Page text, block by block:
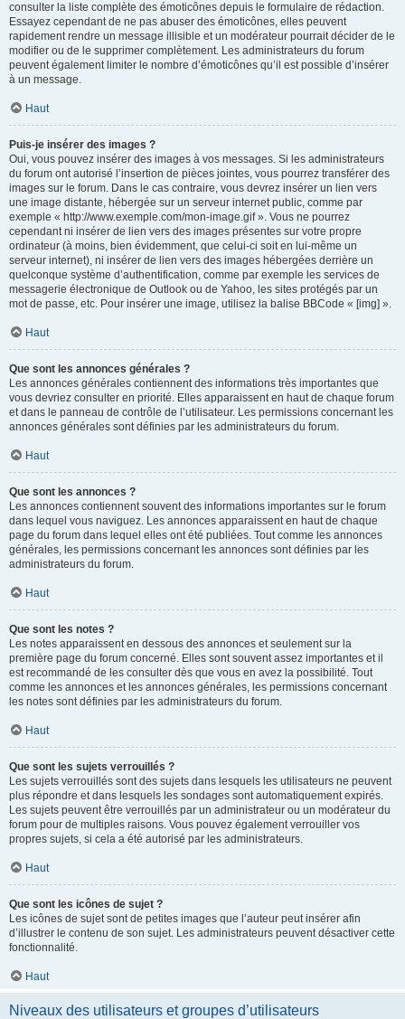
consulter la liste complète des émoticônes depuis le formulaire de rédaction.
Essayez cependant de ne pas abuser des émoticônes, elles peuvent
rapidement rendre un message illisible et un modérateur pourrait décider de le
modifier ou de le supprimer complètement. Les administrateurs du forum
peuvent également limiter le nombre d’émoticônes qu’il est possible d’insérer
à un message.
Haut
Puis-je insérer des images ?
Oui, vous pouvez insérer des images à vos messages. Si les administrateurs
du forum ont autorisé l’insertion de pièces jointes, vous pourrez transférer des
images sur le forum. Dans le cas contraire, vous devrez insérer un lien vers
une image distante, hébergée sur un serveur internet public, comme par
exemple « http://www.exemple.com/mon-image.gif ». Vous ne pourrez
cependant ni insérer de lien vers des images présentes sur votre propre
ordinateur (à moins, bien évidemment, que celui-ci soit en lui-même un
serveur internet), ni insérer de lien vers des images hébergées derrière un
quelconque système d’authentification, comme par exemple les services de
messagerie électronique de Outlook ou de Yahoo, les sites protégés par un
mot de passe, etc. Pour insérer une image, utilisez la balise BBCode « [img] ».
Haut
Que sont les annonces générales ?
Les annonces générales contiennent des informations très importantes que
vous devriez consulter en priorité. Elles apparaissent en haut de chaque forum
et dans le panneau de contrôle de l’utilisateur. Les permissions concernant les
annonces générales sont définies par les administrateurs du forum.
Haut
Que sont les annonces ?
Les annonces contiennent souvent des informations importantes sur le forum
dans lequel vous naviguez. Les annonces apparaissent en haut de chaque
page du forum dans lequel elles ont été publiées. Tout comme les annonces
générales, les permissions concernant les annonces sont définies par les
administrateurs du forum.
Haut
Que sont les notes ?
Les notes apparaissent en dessous des annonces et seulement sur la
première page du forum concerné. Elles sont souvent assez importantes et il
est recommandé de les consulter dès que vous en avez la possibilité. Tout
comme les annonces et les annonces générales, les permissions concernant
les notes sont définies par les administrateurs du forum.
Haut
Que sont les sujets verrouillés ?
Les sujets verrouillés sont des sujets dans lesquels les utilisateurs ne peuvent
plus répondre et dans lesquels les sondages sont automatiquement expirés.
Les sujets peuvent être verrouillés par un administrateur ou un modérateur du
forum pour de multiples raisons. Vous pouvez également verrouiller vos
propres sujets, si cela a été autorisé par les administrateurs.
Haut
Que sont les icônes de sujet ?
Les icônes de sujet sont de petites images que l’auteur peut insérer afin
d’illustrer le contenu de son sujet. Les administrateurs peuvent désactiver cette
fonctionnalité.
Haut
Niveaux des utilisateurs et groupes d’utilisateurs